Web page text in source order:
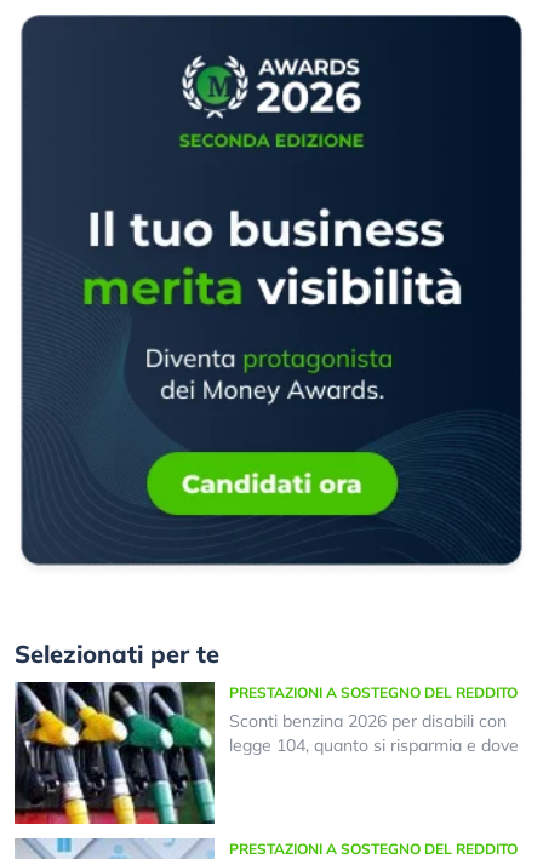
Selezionati per te
PRESTAZIONI A SOSTEGNO DEL REDDITO
Sconti benzina 2026 per disabili con
legge 104, quanto si risparmia e dove
PRESTAZIONI A SOSTEGNO DEL REDDITO